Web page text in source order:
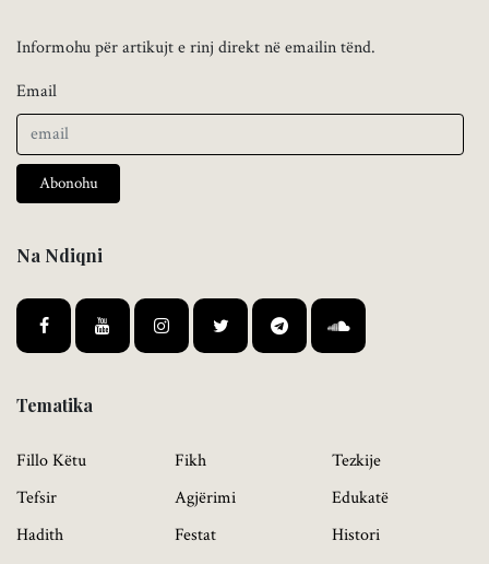
Informohu për artikujt e rinj direkt në emailin tënd.
Email
Abonohu
Na Ndiqni
Tematika
Fillo Këtu
Tefsir
Hadith
Fikh
Agjërimi
Festat
Tezkije
Edukatë
Histori